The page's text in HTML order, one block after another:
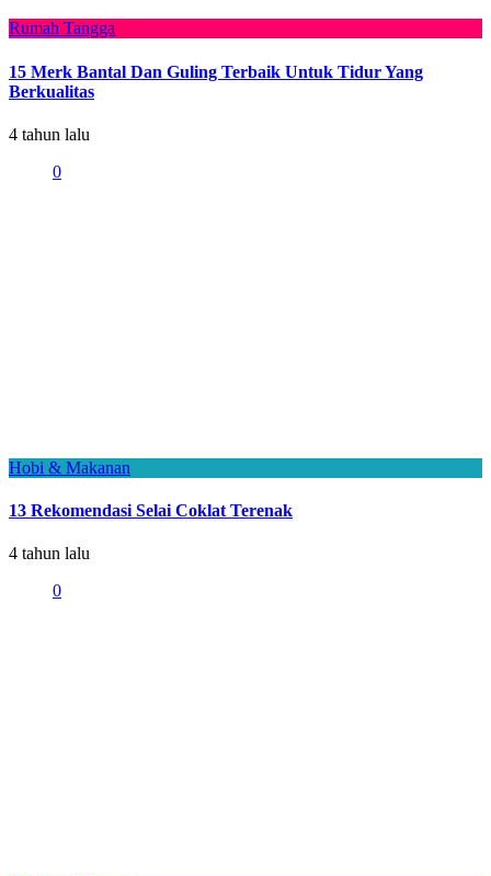
Rumah Tangga
15 Merk Bantal Dan Guling Terbaik Untuk Tidur Yang
Berkualitas
4 tahun lalu
0
Hobi & Makanan
13 Rekomendasi Selai Coklat Terenak
4 tahun lalu
0